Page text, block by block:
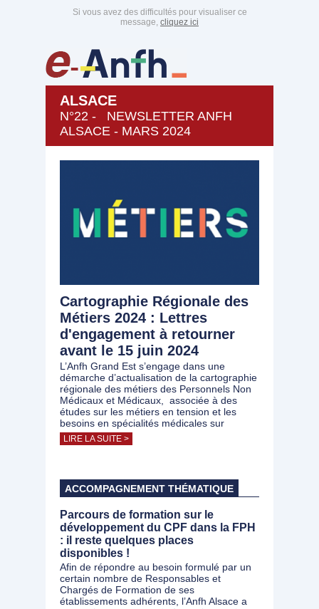
Si vous avez des difficultés pour visualiser ce
message, cliquez ici
ALSACE
N°22 - NEWSLETTER ANFH
ALSACE - MARS 2024
Cartographie Régionale des
Métiers 2024 : Lettres
d'engagement à retourner
avant le 15 juin 2024
L’Anfh Grand Est s’engage dans une
démarche d’actualisation de la cartographie
régionale des métiers des Personnels Non
Médicaux et Médicaux, associée à des
études sur les métiers en tension et les
besoins en spécialités médicales sur
LIRE LA SUITE >
ACCOMPAGNEMENT THÉMATIQUE
Parcours de formation sur le
développement du CPF dans la FPH
: il reste quelques places
disponibles !
Afin de répondre au besoin formulé par un
certain nombre de Responsables et
Chargés de Formation de ses
établissements adhérents, l’Anfh Alsace a